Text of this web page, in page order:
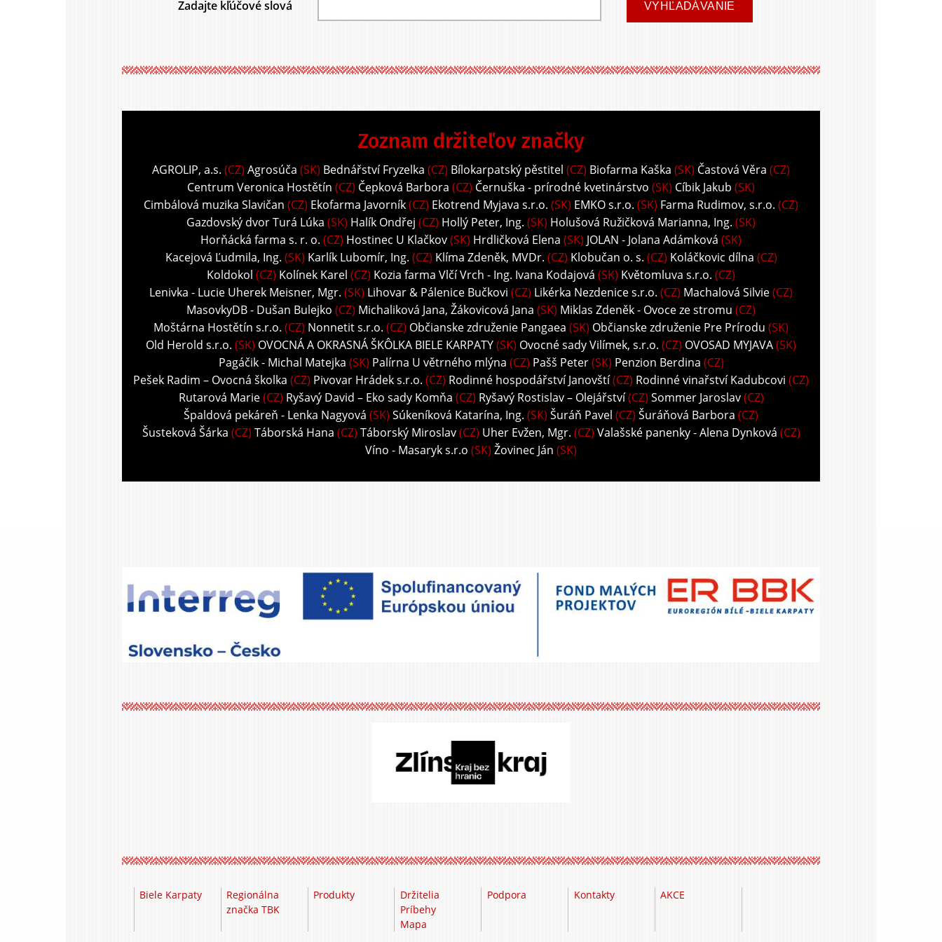
Zadajte kľúčové slová
Zoznam držiteľov značky
AGROLIP, a.s. (CZ) Agrosúča (SK) Bednářství Fryzelka (CZ) Bílokarpatský pěstitel (CZ) Biofarma Kaška (SK) Častová Věra (CZ)
Centrum Veronica Hostětín (CZ) Čepková Barbora (CZ) Černuška - prírodné kvetinárstvo (SK) Cíbik Jakub (SK)
Cimbálová muzika Slavičan (CZ) Ekofarma Javorník(CZ) Ekotrend Myjava s.r.o. (SK) EMKO s.r.o. (SK) Farma Rudimov, s.r.o. (CZ)
Gazdovský dvor Turá Lúka (SK) Halík Ondřej (CZ) Hollý Peter, Ing. (SK) Holušová Ružičková Marianna, Ing. (SK)
Horňácká farma s. r. o. (CZ) Hostinec U Klačkov(SK) Hrdličková Elena (SK) JOLAN - Jolana Adámková (SK)
Kacejová Ľudmila, Ing. (SK) Karlík Lubomír, Ing. (CZ) Klíma Zdeněk, MVDr. (CZ) Klobučan o. s. (CZ) Koláčkovic dílna (CZ)
Koldokol (CZ) Kolínek Karel (CZ) Kozia farma Vlčí Vrch - Ing. Ivana Kodajová (SK) Květomluva s.r.o. (CZ)
Lenivka - Lucie Uherek Meisner, Mgr. (SK) Lihovar & Pálenice Bučkovi (CZ) Likérka Nezdenice s.r.o. (CZ) Machalová Silvie(CZ)
MasovkyDB - Dušan Bulejko (CZ) Michaliková Jana, Žákovicová Jana (SK) Miklas Zdeněk - Ovoce ze stromu (CZ)
Moštárna Hostětín s.r.o. (CZ) Nonnetit s.r.o. (CZ) Občianske združenie Pangaea (SK) Občianske združenie Pre Prírodu (SK)
Old Herold s.r.o. (SK) OVOCNÁ A OKRASNÁ ŠKÔLKA BIELE KARPATY(SK) Ovocné sady Vilímek, s.r.o. (CZ) OVOSAD MYJAVA(SK)
Pagáčik - Michal Matejka (SK) Palírna U větrného mlýna (CZ) Pašš Peter(SK) Penzion Berdina (CZ)
Pešek Radim – Ovocná školka (CZ) Pivovar Hrádek s.r.o. (CZ) Rodinné hospodářství Janovští(CZ) Rodinné vinařství Kadubcovi (CZ)
Rutarová Marie(CZ) Ryšavý David – Eko sady Komňa (CZ) Ryšavý Rostislav – Olejářství(CZ) Sommer Jaroslav(CZ)
Špaldová pekáreň - Lenka Nagyová (SK) Súkeníková Katarína, Ing. (SK) Šuráň Pavel (CZ) Šuráňová Barbora (CZ)
Šusteková Šárka (CZ) Táborská Hana (CZ) Táborský Miroslav(CZ) Uher Evžen, Mgr. (CZ) Valašské panenky - Alena Dynková (CZ)
Víno - Masaryk s.r.o (SK) Žovinec Ján (SK)
Biele Karpaty
Regionálna
značka TBK
Produkty
Držitelia
Príbehy
Mapa
Podpora Kontakty AKCE